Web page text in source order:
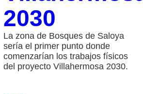
2030
La zona de Bosques de Saloya
sería el primer punto donde
comenzarían los trabajos físicos
del proyecto Villahermosa 2030.